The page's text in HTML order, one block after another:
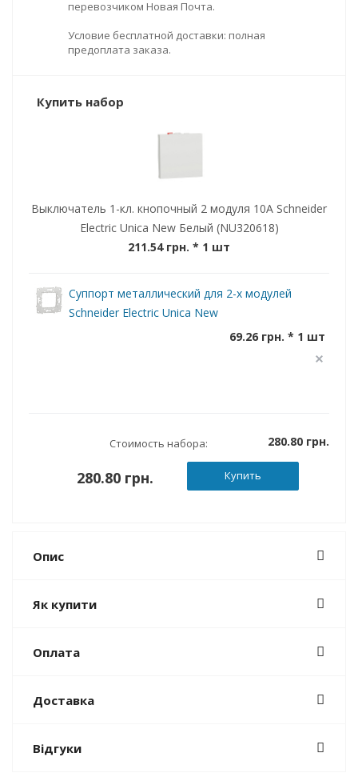
перевозчиком Новая Почта.
Условие бесплатной доставки: полная
предоплата заказа.
Купить набор
Выключатель 1-кл. кнопочный 2 модуля 10А Schneider
Electric Unica New Белый (NU320618)
211.54 грн. * 1 шт
Суппорт металлический для 2-х модулей
Schneider Electric Unica New
69.26 грн. * 1 шт
Стоимость набора: 280.80 грн.
280.80 грн. Купить
Опис
Як купити
Оплата
Доставка
Відгуки